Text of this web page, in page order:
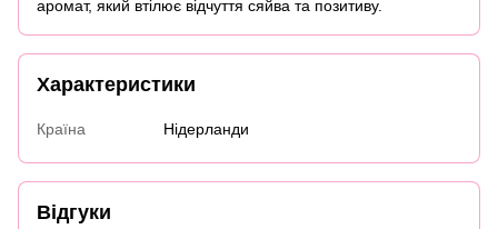
аромат, який втілює відчуття сяйва та позитиву.
Характеристики
Країна Нідерланди
Відгуки